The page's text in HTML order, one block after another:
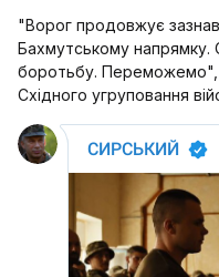
"Ворог продовжує
Бахмутському
боротьбу. Переможемо",
Східного угруповання